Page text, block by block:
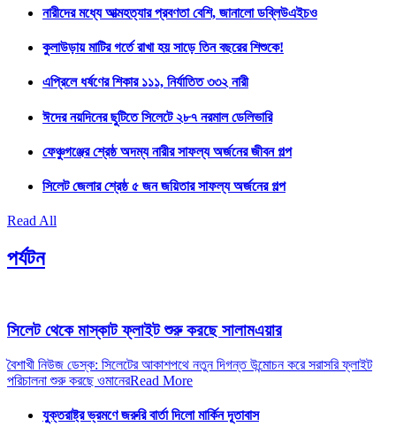
নারীদের মধ্যে আত্মহত্যার প্রবণতা বেশি, জানালো ডব্লিউএইচও
কুলাউড়ায় মাটির গর্তে রাখা হয় সাড়ে তিন বছরের শিশুকে!
এপ্রিলে ধর্ষণের শিকার ১১১, নির্যাতিত ৩৩২ নারী
ঈদের নয়দিনের ছুটিতে সিলেটে ২৮৭ নরমাল ডেলিভারি
ফেঞ্চুগঞ্জের শ্রেষ্ঠ অদম্য নারীর সাফল্য অর্জনের জীবন গল্প
সিলেট জেলার শ্রেষ্ঠ ৫ জন জয়িতার সাফল্য অর্জনের গল্প
Read All
পর্যটন
সিলেট থেকে মাস্কাট ফ্লাইট শুরু করছে সালামএয়ার
বৈশাখী নিউজ ডেস্ক: সিলেটের আকাশপথে নতুন দিগন্ত উন্মোচন করে সরাসরি ফ্লাইট
পরিচালনা শুরু করছে ওমানেরRead More
যুক্তরাষ্ট্র ভ্রমণে জরুরি বার্তা দিলো মার্কিন দূতাবাস